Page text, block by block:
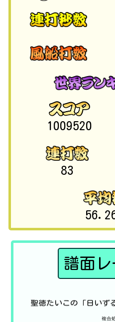
1009520
83
譜面レ